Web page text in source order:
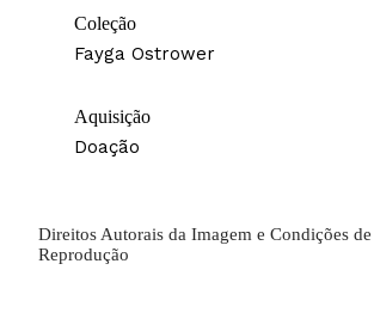
Coleção
Fayga Ostrower
Aquisição
Doação
Direitos Autorais da Imagem e Condições de
Reprodução